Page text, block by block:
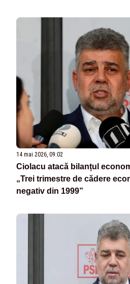
14 mai 2026, 09:02
Ciolacu atacă bilanțul
„Trei trimestre de cădere
negativ din 1999”